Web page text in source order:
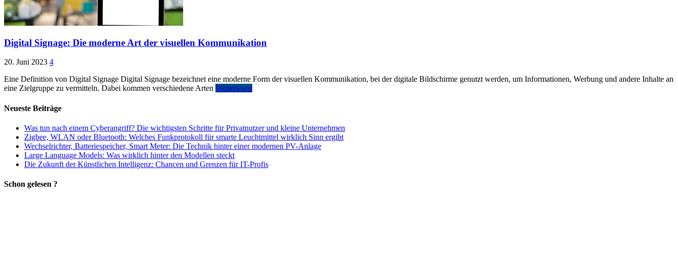
Digital Signage: Die moderne Art der visuellen Kommunikation
20. Juni 2023 4
Eine Definition von Digital Signage Digital Signage bezeichnet eine moderne Form der visuellen Kommunikation, bei der digitale Bildschirme genutzt werden, um Informationen, Werbung und andere Inhalte an
eine Zielgruppe zu vermitteln. Dabei kommen verschiedene Arten Weiterlesen
Neueste Beiträge
Was tun nach einem Cyberangriff? Die wichtigsten Schritte für Privatnutzer und kleine Unternehmen
Zigbee, WLAN oder Bluetooth: Welches Funkprotokoll für smarte Leuchtmittel wirklich Sinn ergibt
Wechselrichter, Batteriespeicher, Smart Meter: Die Technik hinter einer modernen PV-Anlage
Large Language Models: Was wirklich hinter den Modellen steckt
Die Zukunft der Künstlichen Intelligenz: Chancen und Grenzen für IT-Profis
Schon gelesen ?